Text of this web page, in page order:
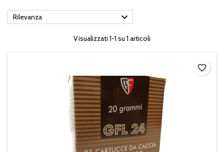
Rilevanza 
Visualizzati 1-1 su 1 articoli
favorite_border